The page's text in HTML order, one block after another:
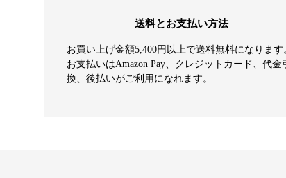
送料とお支払い方法
お買い上げ金額5,400円以上で送料無料になります
お支払いはAmazon Pay、クレジットカード、代金引
換、後払いがご利用になれます。